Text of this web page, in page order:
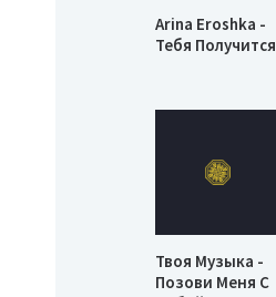
Arina Eroshka -
Тебя Получится
Твоя Музыка -
Позови Меня С